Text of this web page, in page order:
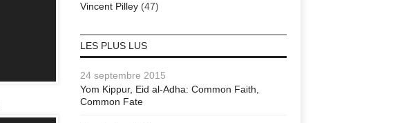
Vincent Pilley(47)
LES PLUS LUS
24 septembre 2015
Yom Kippur, Eid al-Adha: Common Faith,
Common Fate